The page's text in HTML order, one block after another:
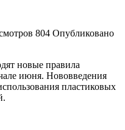
804 Опубликовано
новые правила
июня. Нововведения
пластиковых